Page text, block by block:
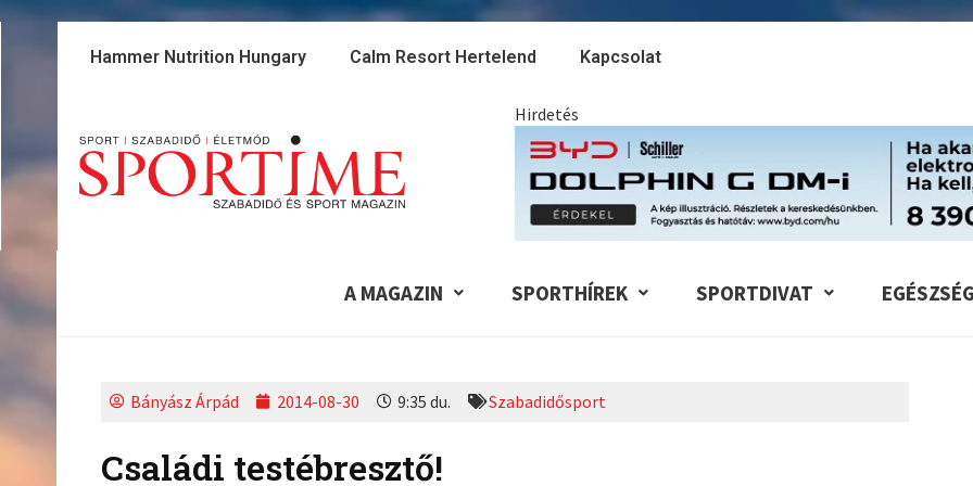
Skip
Hammer Nutrition Hungary Calm Resort Hertelend Kapcsolat
Hirdetés
A MAGAZIN SPORTHÍREK SPORTDIVAT EGÉSZSÉG
Bányász Árpád 2014-08-30 9:35 du. Szabadidősport
Családi testébresztő!